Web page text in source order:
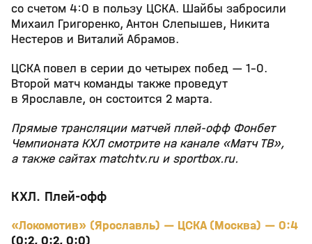
со счетом 4:0 в пользу ЦСКА. Шайбы забросили
Михаил Григоренко, Антон Слепышев, Никита
Нестеров и Виталий Абрамов.
ЦСКА повел в серии до четырех побед — 1–0.
Второй матч команды также проведут
в Ярославле, он состоится 2 марта.
Прямые трансляции матчей плей‑офф Фонбет
Чемпионата КХЛ смотрите на канале «Матч ТВ»,
а также сайтах matchtv.ru и sportbox.ru.
КХЛ. Плей-офф
«Локомотив» (Ярославль) — ЦСКА (Москва) — 0:4
(0:2, 0:2, 0:0)